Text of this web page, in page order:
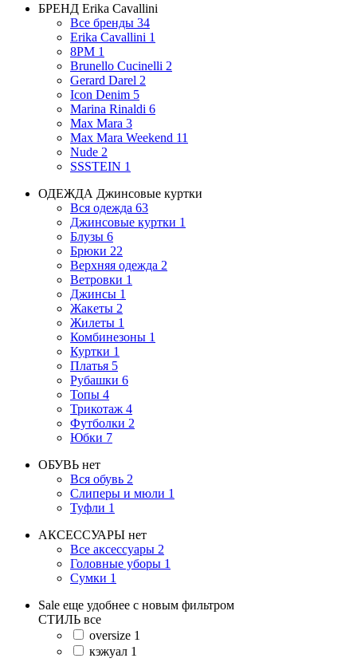
БРЕНД Erika Cavallini
Все бренды 34
Erika Cavallini 1
8PM 1
Brunello Cucinelli 2
Gerard Darel 2
Icon Denim 5
Marina Rinaldi 6
Max Mara 3
Max Mara Weekend 11
Nude 2
SSSTEIN 1
ОДЕЖДА Джинсовые куртки
Вся одежда 63
Джинсовые куртки 1
Блузы 6
Брюки 22
Верхняя одежда 2
Ветровки 1
Джинсы 1
Жакеты 2
Жилеты 1
Комбинезоны 1
Куртки 1
Платья 5
Рубашки 6
Топы 4
Трикотаж 4
Футболки 2
Юбки 7
ОБУВЬ нет
Вся обувь 2
Слиперы и мюли 1
Туфли 1
АКСЕССУАРЫ нет
Все аксессуары 2
Головные уборы 1
Сумки 1
Sale еще удобнее с новым фильтром
СТИЛЬ все
oversize 1
кэжуал 1